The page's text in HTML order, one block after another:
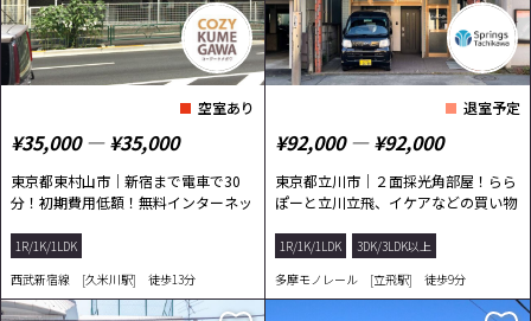
空室あり
¥35,000 ― ¥35,000
東京都東村山市｜新宿まで電車で30
分！初期費用低額！無料インターネッ
1R/1K/1LDK
西武新宿線 [久米川駅] 徒歩13分
退室予定
¥92,000 ― ¥92,000
東京都立川市｜２面採光角部屋！らら
ぽーと立川立飛、イケアなどの買い物
1R/1K/1LDK
3DK/3LDK以上
多摩モノレール [立飛駅] 徒歩9分